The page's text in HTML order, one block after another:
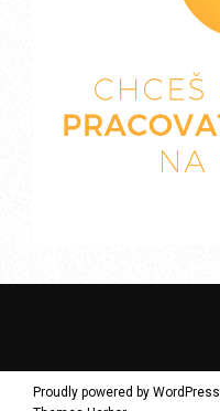
Proudly powered by WordPress